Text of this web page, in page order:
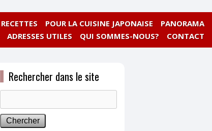
PANORAMA
POUR LA CUISINE JAPONAISE
RECETTES
CONTACT
QUI SOMMES-NOUS?
ADRESSES UTILES
Rechercher dans le site